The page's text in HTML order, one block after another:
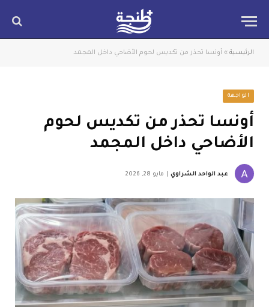
الرئيسية » أونسا تحذر من تكديس لحوم الأضاحي داخل المجمد
الواجهة
أونسا تحذر من تكديس لحوم
الأضاحي داخل المجمد
عبد الواحد الشراوي مايو 28, 2026